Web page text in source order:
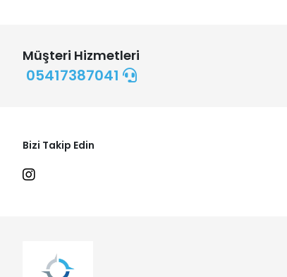
Müşteri Hizmetleri
05417387041
Bizi Takip Edin